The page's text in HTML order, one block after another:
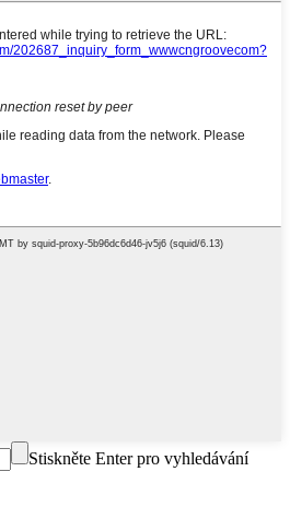
Stiskněte Enter pro vyhledávání